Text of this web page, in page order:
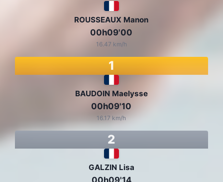
BAUDOIN Maelysse
00h09'10
16.17 km/h
2
ROUSSEAUX Manon
00h09'00
16.47 km/h
1
GALZIN Lisa
00h09'14